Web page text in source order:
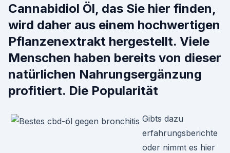
Cannabidiol Öl, das Sie hier finden,
wird daher aus einem hochwertigen
Pflanzenextrakt hergestellt. Viele
Menschen haben bereits von dieser
natürlichen Nahrungsergänzung
profitiert. Die Popularität
Gibts dazu
erfahrungsberichte
oder nimmt es hier